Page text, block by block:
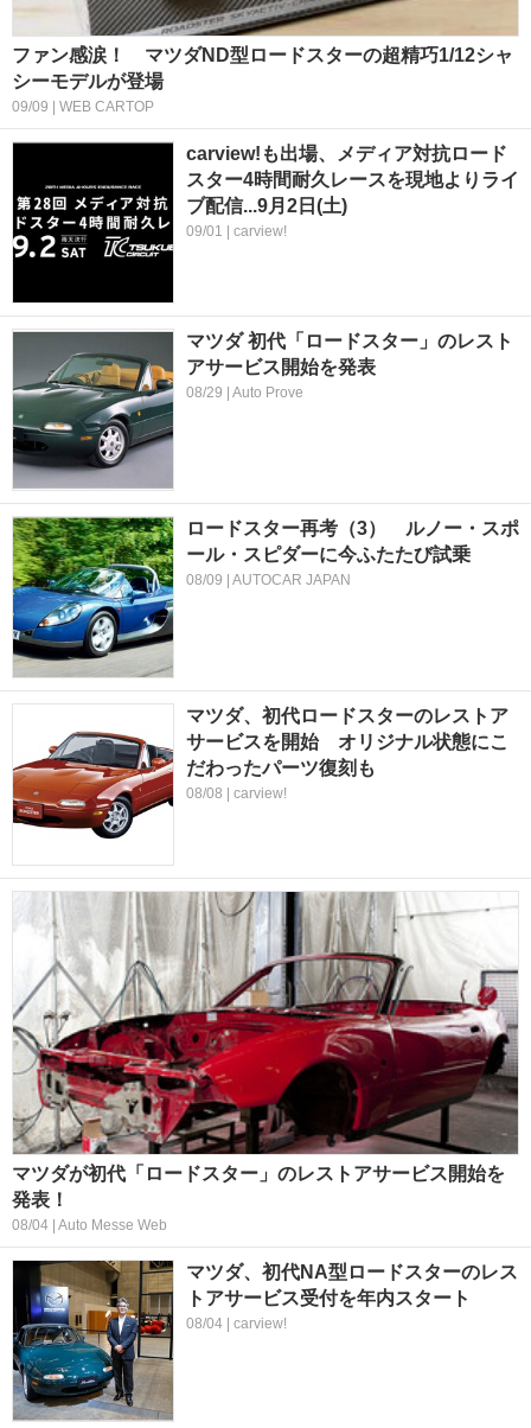
ファン感涙！ マツダND型ロードスターの超精巧1/12シャ
シーモデルが登場
09/09 | WEB CARTOP
carview!も出場、メディア対抗ロード
スター4時間耐久レースを現地よりライ
ブ配信...9月2日(土)
09/01 | carview!
マツダ 初代「ロードスター」のレスト
アサービス開始を発表
08/29 | Auto Prove
ロードスター再考（3） ルノー・スポ
ール・スピダーに今ふたたび試乗
08/09 | AUTOCAR JAPAN
マツダ、初代ロードスターのレストア
サービスを開始 オリジナル状態にこ
だわったパーツ復刻も
08/08 | carview!
マツダが初代「ロードスター」のレストアサービス開始を
発表！
08/04 | Auto Messe Web
マツダ、初代NA型ロードスターのレス
トアサービス受付を年内スタート
08/04 | carview!